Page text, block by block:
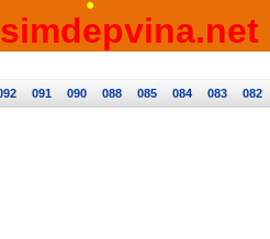
091 090 088 085 084 083 082